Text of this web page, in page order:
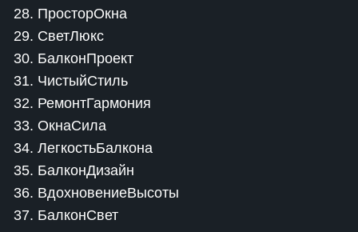
28. ПросторОкна
29. СветЛюкс
30. БалконПроект
31. ЧистыйСтиль
32. РемонтГармония
33. ОкнаСила
34. ЛегкостьБалкона
35. БалконДизайн
36. ВдохновениеВысоты
37. БалконСвет